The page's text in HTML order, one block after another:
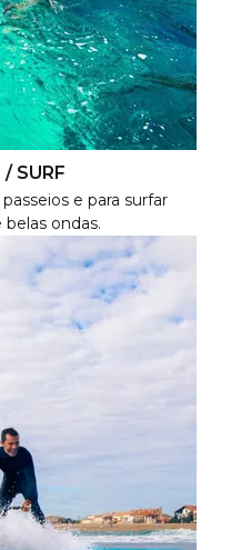
/ SURF
e para surfar
ondas.